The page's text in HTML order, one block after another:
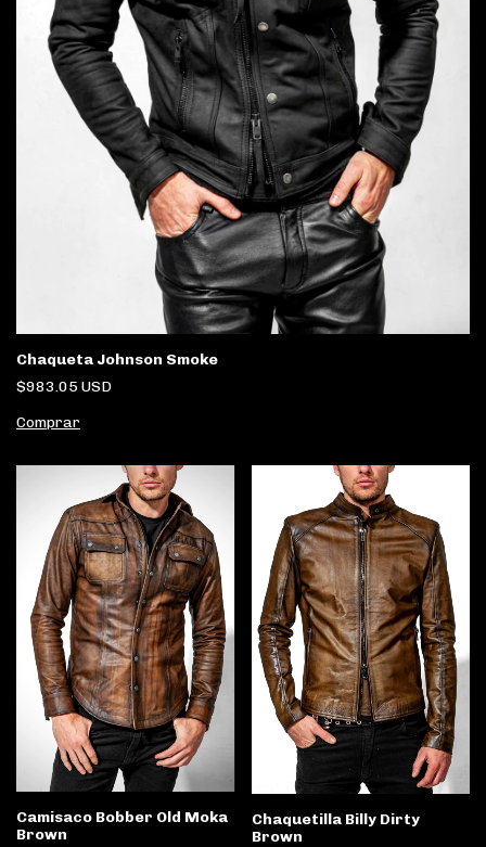
Chaqueta Johnson Smoke
$983.05 USD
Comprar
Camisaco Bobber Old Moka
Brown
Chaquetilla Billy Dirty
Brown